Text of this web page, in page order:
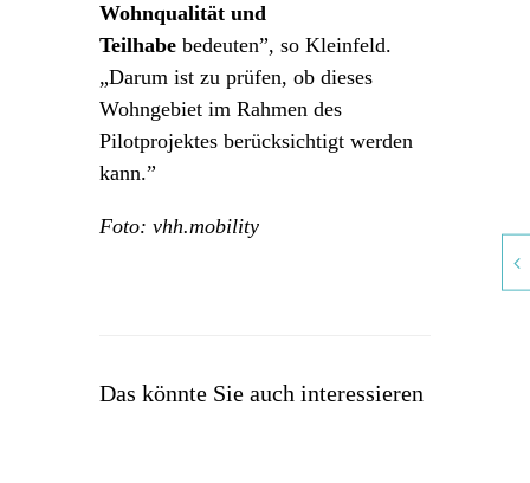
Wohnqualität und
Teilhabe bedeuten”, so Kleinfeld.
„Darum ist zu prüfen, ob dieses
Wohngebiet im Rahmen des
Pilotprojektes berücksichtigt werden
kann.”
Foto: vhh.mobility
Das könnte Sie auch interessieren